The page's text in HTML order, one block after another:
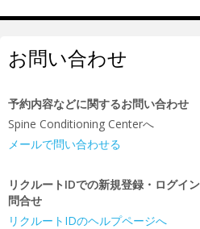
お問い合わせ
予約内容などに関するお問い合わせ
Spine Conditioning Centerへ
メールで問い合わせる
リクルートIDでの新規登録・ログイ
問合せ
リクルートIDのヘルプページへ